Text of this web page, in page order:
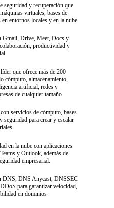
seguridad y recuperación que
virtuales, bases de
en entornos locales y en la nube
Gmail, Drive, Meet, Docs y
productividad y
que ofrece más de 200
cómputo, almacenamiento,
artificial, redes y
de cualquier tamaño
servicios de cómputo, bases
seguridad para crear y escalar
en la nube con aplicaciones
y Outlook, además de
empresarial.
DNS, DNS Anycast, DNSSEC
para garantizar velocidad,
en dominios